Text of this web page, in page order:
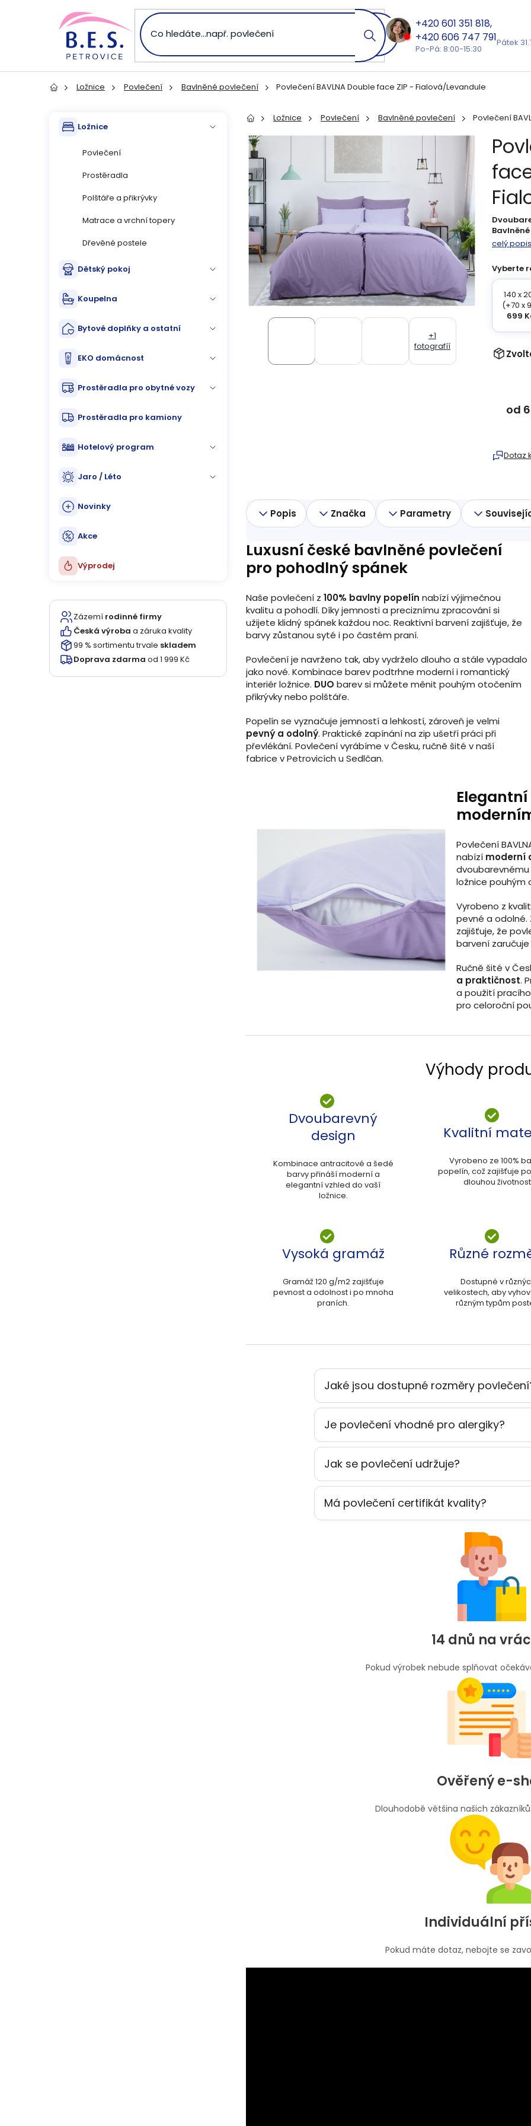
601 351 818
606 747 791
Po-Pá: 8:00-15:30
Pátek
Domů Ložnice Povlečení Bavlněné povlečení Povlečení BAVLNA Double face ZIP - Fialová/Levandule
kategorieLožnice
Povlečení
Prostěradla
Polštáře a přikrývky
Matrace a vrchní topery
Dřevěné postele
Dětský pokoj
Koupelna
Bytové doplňky a ostatní
EKO domácnost
Prostěradla pro obytné vozy
Prostěradla pro kamiony
Hotelový program
Jaro / Léto
Novinky
Akce
Výprodej
Zázemí rodinné firmy
Česká výroba a záruka kvality
99 % sortimentu trvale skladem
Doprava zdarma od 1 999 Kč
Domů Ložnice Povlečení Bavlněné povlečení Povlečení
+1
fotografíí
Vyberte
140 x
(+70 x
699
Bavlněné
celý popis
Dotaz
od
Popis Značka Parametry
Luxusní české bavlněné povlečení
pro pohodlný spánek
Naše povlečení z 100% bavlny popelín nabízí výjimečnou
kvalitu a pohodlí. Díky jemnosti a preciznímu zpracování si
užijete klidný spánek každou noc. Reaktivní barvení zajišťuje, že
barvy zůstanou syté i po častém praní.
Povlečení je navrženo tak, aby vydrželo dlouho a stále vypadalo
jako nové. Kombinace barev podtrhne moderní i romantický
interiér ložnice. DUO barev si můžete měnit pouhým otočením
přikrývky nebo polštáře.
Popelín se vyznačuje jemností a lehkostí, zároveň je velmi
pevný a odolný. Praktické zapínání na zip ušetří práci při
převlékání. Povlečení vyrábíme v Česku, ručně šité v naší
fabrice v Petrovicích u Sedlčan.
Povlečení
nabízí moderní
ložnice pouhým
Vyrobeno z
pevné a odolné.
zajišťuje, že
barvení
Ručně šité v
a praktičnost.
a použití
pro celoroční
Výhody
Dvoubarevný
design
Kombinace antracitové a šedé
barvy přináší moderní a
elegantní vzhled do vaší
ložnice.
Kvalitní
Vyrobeno ze 100%
popelín, což zajišťuje
dlouhou
Vysoká gramáž
Gramáž 120 g/m2 zajišťuje
pevnost a odolnost i po mnoha
praních.
Různé
Dostupné v
velikostech, aby
různým typům
Jaké jsou dostupné rozměry
Je povlečení vhodné pro alergiky?
Jak se povlečení udržuje?
Má povlečení certifikát kvality?
14 dnů na
Pokud výrobek nebude splňovat
Ověřený e-
Dlouhodobě většina našich
Individuální
Pokud máte dotaz, nebojte se